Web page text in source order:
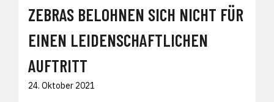
ZEBRAS BELOHNEN SICH NICHT FÜR
EINEN LEIDENSCHAFTLICHEN
AUFTRITT
24. Oktober 2021